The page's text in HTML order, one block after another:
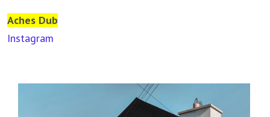
Aches Dub
Instagram